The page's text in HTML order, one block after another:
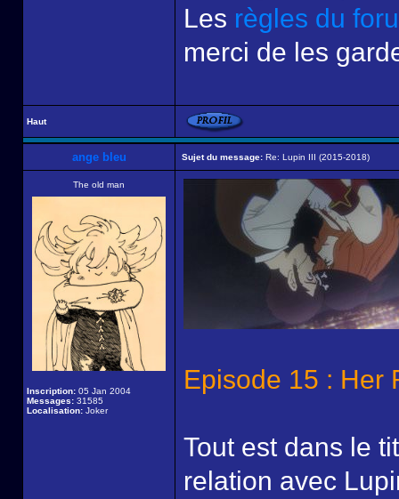
Les règles du
merci de les
Haut
ange bleu Sujet du message: Re: Lupin III (2015-2018)
The old man
Inscription: 05 Jan 2004
Messages: 31585
Localisation: Joker
Episode 15 : Her
Tout est dans le
relation avec